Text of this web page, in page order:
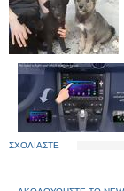
ΣΧΟΛΙΑΣΤΕ